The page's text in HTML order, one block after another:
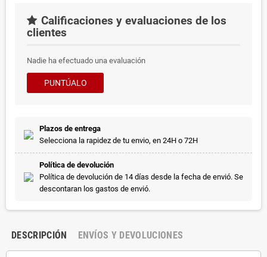
Calificaciones y evaluaciones de los
clientes
Nadie ha efectuado una evaluación
PUNTÚALO
Plazos de entrega
Selecciona la rapidez de tu envio, en 24H o 72H
Política de devolución
Política de devolución de 14 días desde la fecha de envió. Se
descontaran los gastos de envió.
DESCRIPCIÓN ENVÍOS Y DEVOLUCIONES